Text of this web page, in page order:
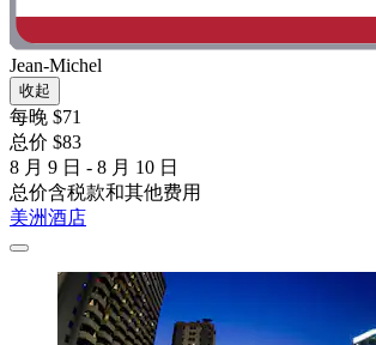
Jean-Michel
收起
每晚 $71
总价 $83
8 月 9 日 - 8 月 10 日
总价含税款和其他费用
美洲酒店